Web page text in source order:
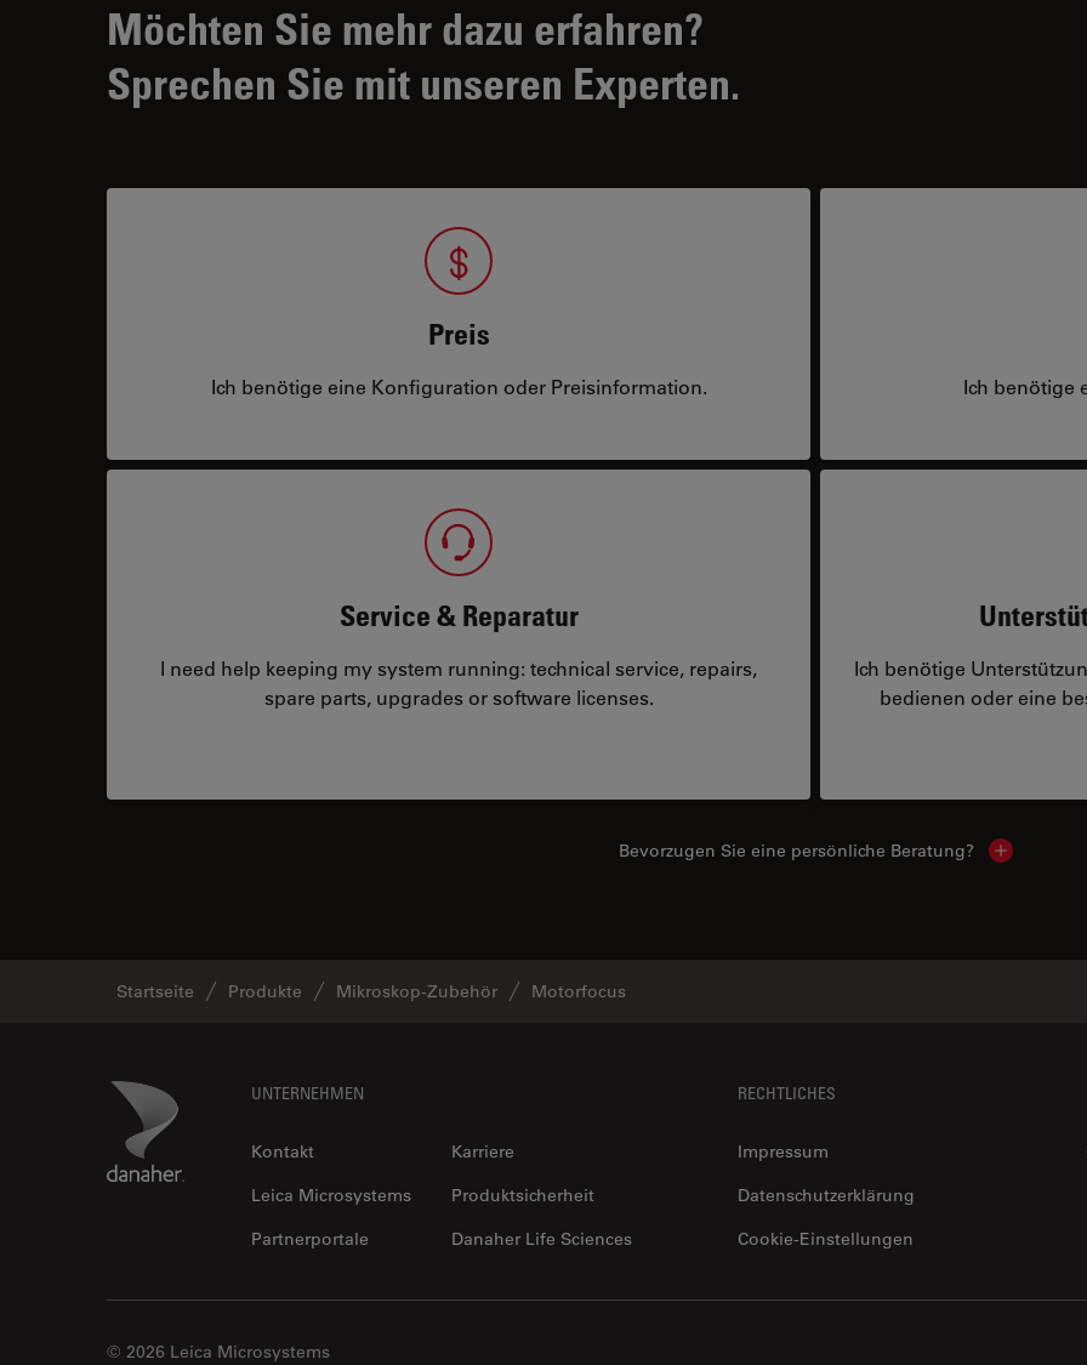
Möchten Sie mehr dazu erfahren?
Sprechen Sie mit unseren Experten.
Preis
Ich benötige eine Konfiguration oder Preisinformation. Ich benötige
Service & Reparatur
I need help keeping my system running: technical service, repairs,
spare parts, upgrades or software licenses.
Ich benötige
bedienen oder eine
Bevorzugen Sie eine persönliche Beratung? Show
Startseite Produkte Mikroskop-Zubehör Motorfocus
Danaher Logo UNTERNEHMEN
Kontakt
Karriere
Leica Microsystems
Produktsicherheit
Partnerportale
Danaher Life Sciences
RECHTLICHES
Impressum
Datenschutzerklärung
Cookie-Einstellungen
© 2026 Leica Microsystems